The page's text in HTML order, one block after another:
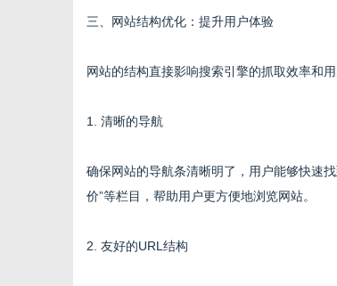
三、网站结构优化：提升用户体验
网站的结构直接影响搜索引擎的抓取效率和
1. 清晰的导航
确保网站的导航条清晰明了，用户能够快速
价”等栏目，帮助用户更方便地浏览网站。
2. 友好的URL结构